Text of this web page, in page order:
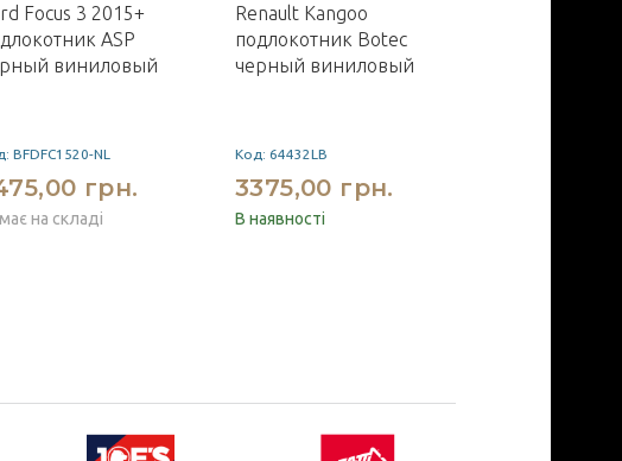
Focus 3 2015+
ASP
виниловый
BFDFC1520-NL
грн.
на складі
Renault Kangoo
подлокотник Botec
черный виниловый
Код: 64432LB
3375,00 грн.
В наявності